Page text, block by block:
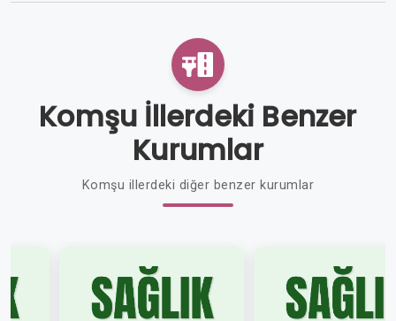
Komşu İllerdeki Benzer
Kurumlar
Komşu illerdeki diğer benzer kurumlar